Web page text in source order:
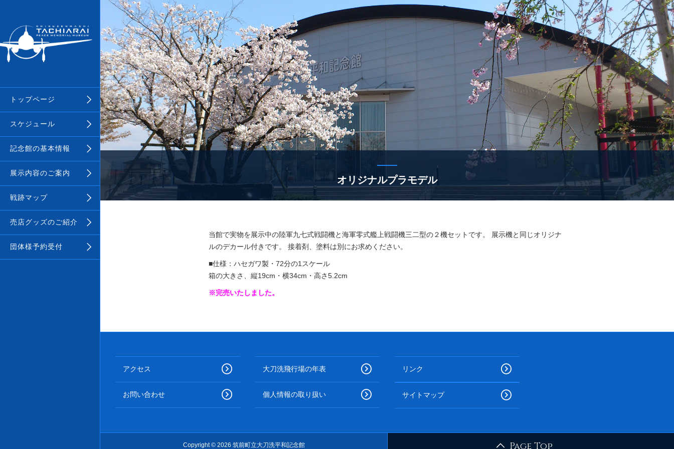
トップページ
スケジュール
記念館の基本情報
展示内容のご案内
戦跡マップ
売店グッズのご紹介
団体様予約受付
オリジナルプラモデル
当館で実物を展示中の陸軍九七式戦闘機と海軍零式艦上戦闘機三二型の２機セットです。 展示機と同じオリジナ
ルのデカール付きです。 接着剤、塗料は別にお求めください。
■仕様：ハセガワ製・72分の1スケール
箱の大きさ、縦19cm・横34cm・高さ5.2cm
※完売いたしました。
アクセス
お問い合わせ
大刀洗飛行場の年表
個人情報の取り扱い
リンク
サイトマップ
Page Top
Copyright © 2026 筑前町立大刀洗平和記念館